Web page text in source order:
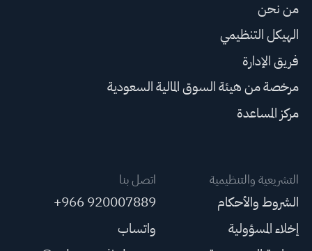
من نحن
الهيكل التنظيمي
فريق الإدارة
مرخصة من هيئة السوق المالية السعودية
مركز المساعدة
التشريعية والتنظيمية
الشروط والأحكام
إخلاء المسؤولية
اتصل بنا
+966 920007889
واتساب